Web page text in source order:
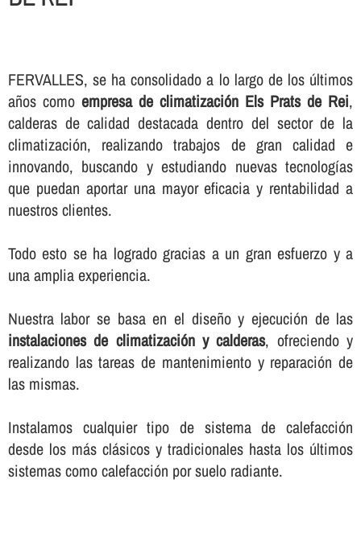
FERVALLES, se ha consolidado a lo largo de los últimos
años como empresa de climatización Els Prats de Rei,
calderas de calidad destacada dentro del sector de la
climatización, realizando trabajos de gran calidad e
innovando, buscando y estudiando nuevas tecnologí­as
que puedan aportar una mayor eficacia y rentabilidad a
nuestros clientes.
Todo esto se ha logrado gracias a un gran esfuerzo y a
una amplia experiencia.
Nuestra labor se basa en el diseño y ejecución de las
instalaciones de climatización y calderas, ofreciendo y
realizando las tareas de mantenimiento y reparación de
las mismas.
Instalamos cualquier tipo de sistema de calefacción
desde los más clásicos y tradicionales hasta los últimos
sistemas como calefacción por suelo radiante.